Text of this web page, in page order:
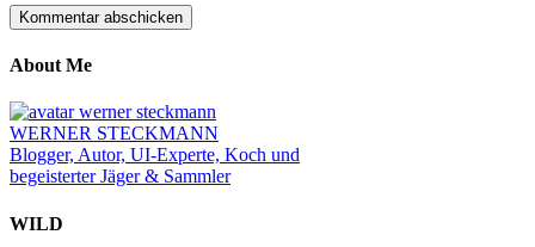
About Me
WERNER STECKMANN
Blogger, Autor, UI-Experte, Koch und
begeisterter Jäger & Sammler
WILD